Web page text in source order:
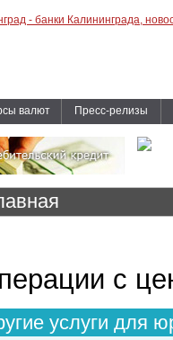
валют Пресс-релизы
с
услуги для